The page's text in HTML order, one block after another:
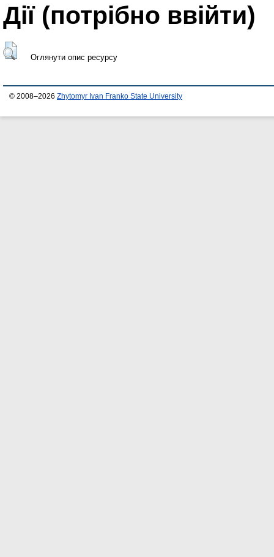
Дії ​​(потрібно ввійти)
Оглянути опис ресурсу
© 2008–2026 Zhytomyr Ivan Franko State University